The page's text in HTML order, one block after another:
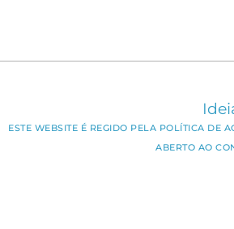
ESTE WEBSITE É REGIDO PELA POLÍTICA DE
ABERTO AO